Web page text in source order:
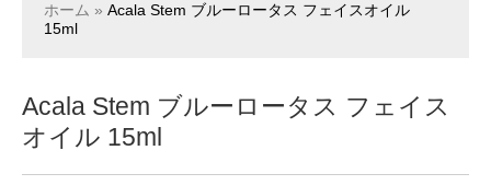
ホーム » Acala Stem ブルーロータス フェイスオイル
15ml
Acala Stem ブルーロータス フェイス
オイル 15ml